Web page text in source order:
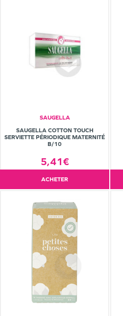
SAUGELLA
SAUGELLA COTTON TOUCH
SERVIETTE PÉRIODIQUE MATERNITÉ
B/10
5,41€
ACHETER